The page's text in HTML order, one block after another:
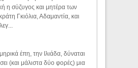
η σύζυγος και μητέρα των
Γκιόλια, Αδαμαντία, και
έπη, την Ιλιάδα, δύναται
(και μάλιστα δύο φορές) μια